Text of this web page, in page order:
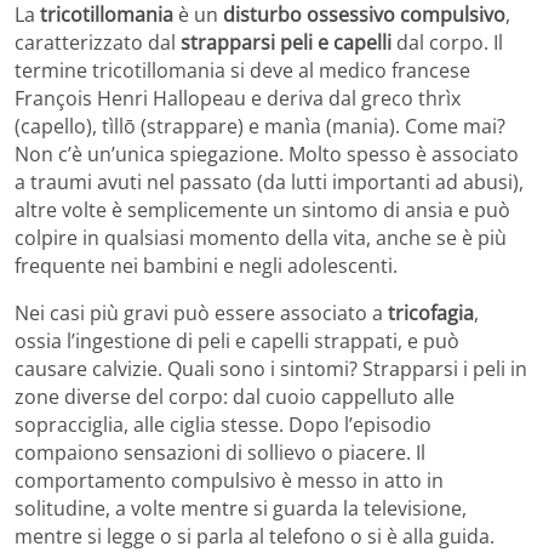
La tricotillomania è un disturbo ossessivo compulsivo,
caratterizzato dal strapparsi peli e capelli dal corpo. Il
termine tricotillomania si deve al medico francese
François Henri Hallopeau e deriva dal greco thrìx
(capello), tìllō (strappare) e manìa (mania). Come mai?
Non c’è un’unica spiegazione. Molto spesso è associato
a traumi avuti nel passato (da lutti importanti ad abusi),
altre volte è semplicemente un sintomo di ansia e può
colpire in qualsiasi momento della vita, anche se è più
frequente nei bambini e negli adolescenti.
Nei casi più gravi può essere associato a tricofagia,
ossia l’ingestione di peli e capelli strappati, e può
causare calvizie. Quali sono i sintomi? Strapparsi i peli in
zone diverse del corpo: dal cuoio cappelluto alle
sopracciglia, alle ciglia stesse. Dopo l’episodio
compaiono sensazioni di sollievo o piacere. Il
comportamento compulsivo è messo in atto in
solitudine, a volte mentre si guarda la televisione,
mentre si legge o si parla al telefono o si è alla guida.